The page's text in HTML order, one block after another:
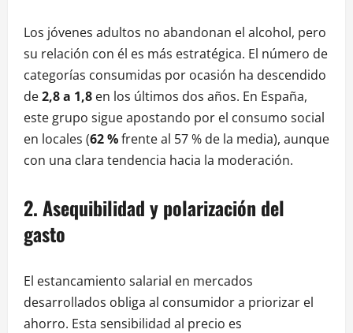
Los jóvenes adultos no abandonan el alcohol, pero
su relación con él es más estratégica. El número de
categorías consumidas por ocasión ha descendido
de2,8 a 1,8 en los últimos dos años. En España,
este grupo sigue apostando por el consumo social
en locales (62 %frente al 57 % de la media), aunque
con una clara tendencia hacia la moderación.
2. Asequibilidad y polarización del
gasto
El estancamiento salarial en mercados
desarrollados obliga al consumidor a priorizar el
ahorro. Esta sensibilidad al precio es